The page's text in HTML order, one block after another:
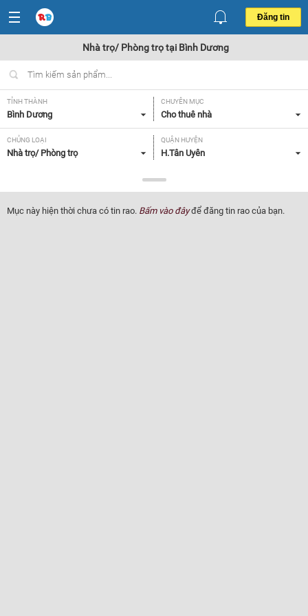
Đăng tin
Nhà trọ/ Phòng trọ tại Bình Dương
TỈNH THÀNH
Bình Dương
CHUYÊN MỤC
Cho thuê nhà
CHỦNG LOẠI
Nhà trọ/ Phòng trọ
QUẬN HUYỆN
H.Tân Uyên
Từ 1.5-3 triệu,
TIỆN ÍCH
Tất cả
Mục này hiện thời chưa có tin rao. Bấm vào đâyđể đăng tin rao của bạn.